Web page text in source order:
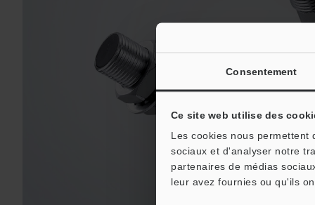
Consentement
Ce site web utilise des
Les cookies nous
sociaux et d'analyser notre
partenaires de médias
leur avez fournies ou qu'ils